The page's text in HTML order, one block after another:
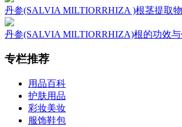
丹参(SALVIA MILTIORRHIZA )根茎提取
丹参(SALVIA MILTIORRHIZA)根的功效与
专栏推荐
用品百科
护肤用品
彩妆美妆
服饰鞋包